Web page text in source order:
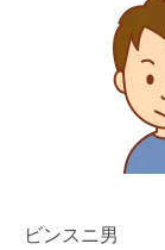
ビンスニ男